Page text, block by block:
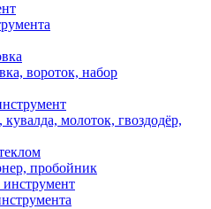
вороток, набор
молоток, гвоздодёр,
пробойник